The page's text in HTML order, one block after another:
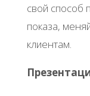
свой способ
показа,
клиентам.